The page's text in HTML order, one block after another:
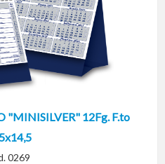
"MINISILVER" 12Fg. F.to
0269